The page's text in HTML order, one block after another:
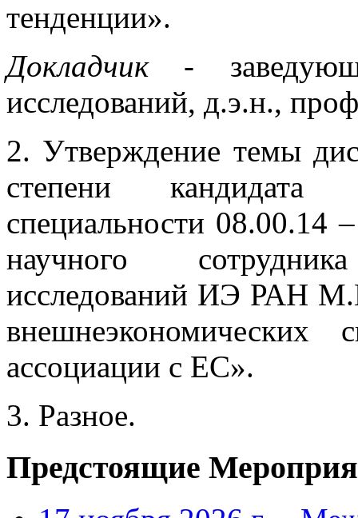
тенденции».
Докладчик-
исследований, д.э.н.,
2. Утверждение темы
степени
специальности 08.00.14
научного
исследований ИЭ РАН
ассоциации с ЕС».
3. Разное.
Предстоящие